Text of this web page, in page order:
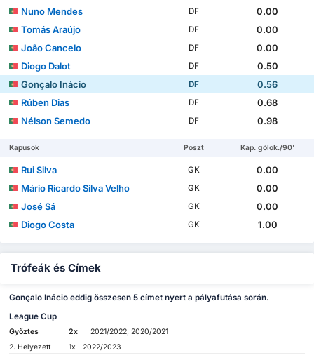
Nuno Mendes
DF
0.00
Tomás Araújo
DF
0.00
João Cancelo
DF
0.00
Diogo Dalot
DF
0.50
Gonçalo Inácio
DF
0.56
Rúben Dias
DF
0.68
Nélson Semedo
DF 0.98
Kapusok Poszt Kap. gólok./90'
Rui Silva GK
0.00
Mário Ricardo Silva Velho
GK
0.00
José Sá
GK
0.00
Diogo Costa
GK 1.00
Trófeák és Címek
Gonçalo Inácio eddig összesen 5 címet nyert a pályafutása során.
League Cup
Győztes 2x
2021/2022, 2020/2021
2. Helyezett
1x 2022/2023